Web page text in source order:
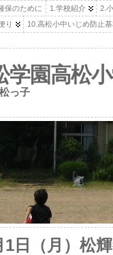
保のために 1.学校紹介
2.
り
10.高松小中いじめ防止
学園高松
っ子
1日（月）松